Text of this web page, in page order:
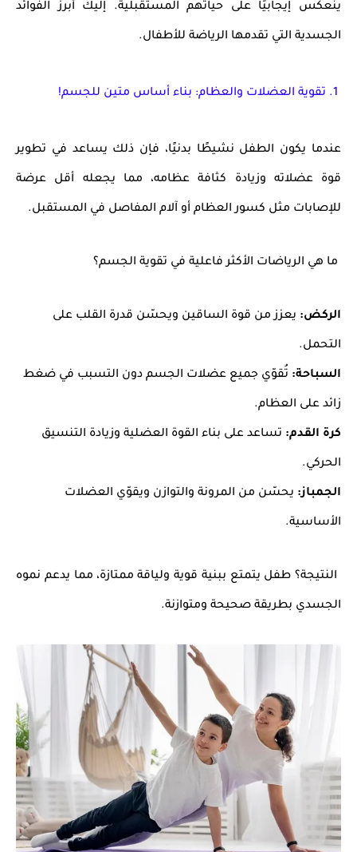
ينعكس إيجابيًا على حياتهم المستقبلية. إليك أبرز الفوائد
الجسدية التي تقدمها الرياضة للأطفال.
عندما يكون الطفل نشيطًا بدنيًا، فإن ذلك يساعد في تطوير
قوة عضلاته وزيادة كثافة عظامه، مما يجعله أقل عرضة
للإصابات مثل كسور العظام أو آلام المفاصل في المستقبل.
ما هي الرياضات الأكثر فاعلية في تقوية الجسم؟
الركض: يعزز من قوة الساقين ويحسّن قدرة القلب على
التحمل.
السباحة: تُقوّي جميع عضلات الجسم دون التسبب في ضغط
زائد على العظام.
كرة القدم: تساعد على بناء القوة العضلية وزيادة التنسيق
الحركي.
الجمباز: يحسّن من المرونة والتوازن ويقوّي العضلات
الأساسية.
النتيجة؟طفل يتمتع ببنية قوية ولياقة ممتازة، مما يدعم نموه
الجسدي بطريقة صحيحة ومتوازنة.